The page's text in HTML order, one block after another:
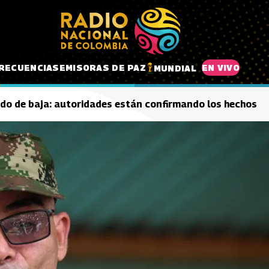
EMISORAS DE PAZ MUNDIAL EN VIVO
de baja: autoridades están confirmando los hechos